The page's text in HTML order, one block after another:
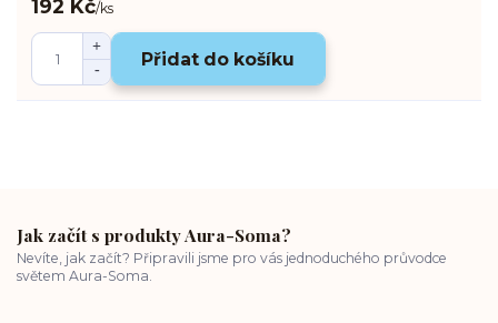
192 Kč/ks
Přidat do košíku
Jak začít s produkty Aura-Soma?
Nevíte, jak začít? Připravili jsme pro vás jednoduchého průvodce
světem Aura-Soma.